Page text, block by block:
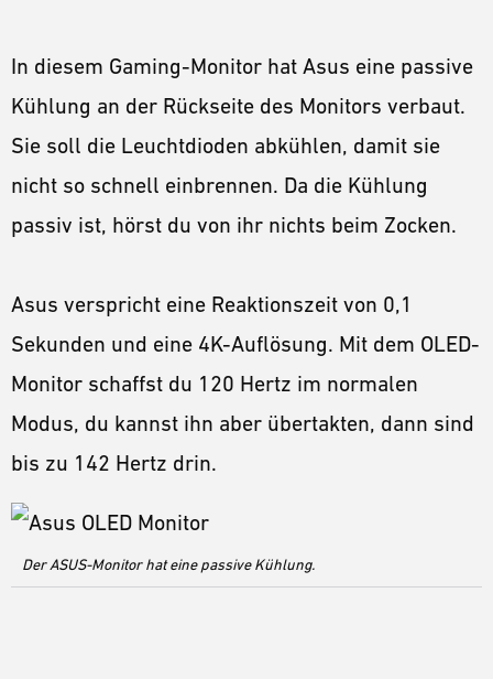
In diesem Gaming-Monitor hat Asus eine passive
Kühlung an der Rückseite des Monitors verbaut.
Sie soll die Leuchtdioden abkühlen, damit sie
nicht so schnell einbrennen. Da die Kühlung
passiv ist, hörst du von ihr nichts beim Zocken.
Asus verspricht eine Reaktionszeit von 0,1
Sekunden und eine 4K-Auflösung. Mit dem OLED-
Monitor schaffst du 120 Hertz im normalen
Modus, du kannst ihn aber übertakten, dann sind
bis zu 142 Hertz drin.
Der ASUS-Monitor hat eine passive Kühlung.